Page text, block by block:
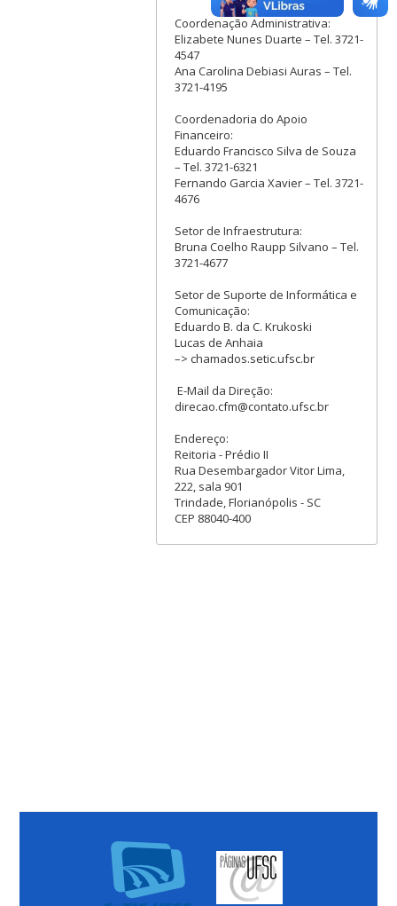
Coordenação Administrativa:
Elizabete Nunes Duarte – Tel. 3721-
4547
Ana Carolina Debiasi Auras – Tel.
3721-4195
Coordenadoria do Apoio
Financeiro:
Eduardo Francisco Silva de Souza
– Tel. 3721-6321
Fernando Garcia Xavier – Tel. 3721-
4676
Setor de Infraestrutura:
Bruna Coelho Raupp Silvano – Tel.
3721-4677
Setor de Suporte de Informática e
Comunicação:
Eduardo B. da C. Krukoski
Lucas de Anhaia
–> chamados.setic.ufsc.br
E-Mail da Direção:
direcao.cfm@contato.ufsc.br
Endereço:
Reitoria - Prédio II
Rua Desembargador Vitor Lima,
222, sala 901
Trindade, Florianópolis - SC
CEP 88040-400